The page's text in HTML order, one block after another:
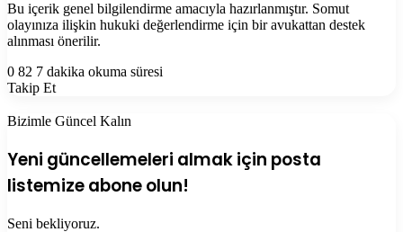
Bu içerik genel bilgilendirme amacıyla hazırlanmıştır. Somut
olayınıza ilişkin hukuki değerlendirme için bir avukattan destek
alınması önerilir.
0 82 7 dakika okuma süresi
Takip Et
Bizimle Güncel Kalın
Yeni güncellemeleri almak için posta
listemize abone olun!
Seni bekliyoruz.